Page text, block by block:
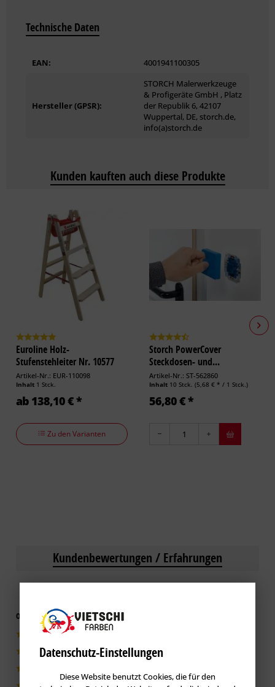
Wannenschieber
Technische Daten
EAN: 4001941100305
Hersteller (GPSR):
STORCH Malerwerkzeuge
& Profigeräte GmbH , Platz
der Republik 6, 42107
Wuppertal, DE, storch.de,
info(a)storch.de
Kunden kauften auch diese Produkte
Euroline Holz-
Stufenstehleiter Nr. 10577
Artikel-Nr.: EUR-110098
Inhalt 1 Stck.
ab 138,10 € *
Zu den Varianten
Storch PowerCover
Steckdosen- und...
Artikel-Nr.: ST-562860
Inhalt 10 Stck. (5,68 € * / 1 Stck.)
56,80 € *
Kundenbewertungen / Erfahrungen
0 von 5 basieren auf 0 Bewertungen
0|0%
Datenschutz-Einstellungen
Diese Website benutzt Cookies, die für den